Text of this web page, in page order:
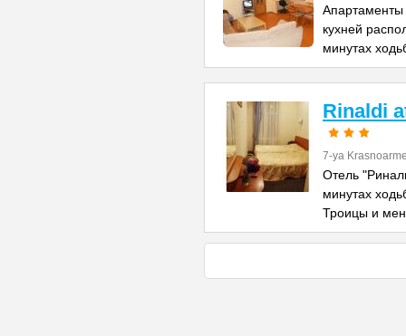
кухней
минутах
Rinaldi
7-ya
Отель
минутах
Троицы и